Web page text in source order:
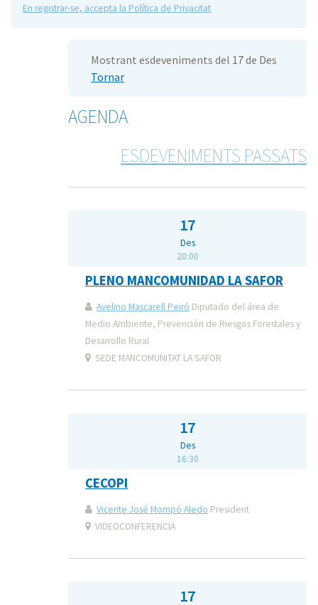
En registrar-se, accepta la Política de Privacitat
Mostrant esdeveniments del 17 de Des
Tornar
AGENDA
ESDEVENIMENTS PASSATS
17
Des
20:00
PLENO MANCOMUNIDAD LA SAFOR
Avelino Mascarell Peiró Diputado del área de
Medio Ambiente, Prevención de Riesgos Forestales y
Desarrollo Rural
SEDE MANCOMUNITAT LA SAFOR
17
Des
16:30
CECOPI
Vicente José Mompó Aledo President
VIDEOCONFERENCIA
17